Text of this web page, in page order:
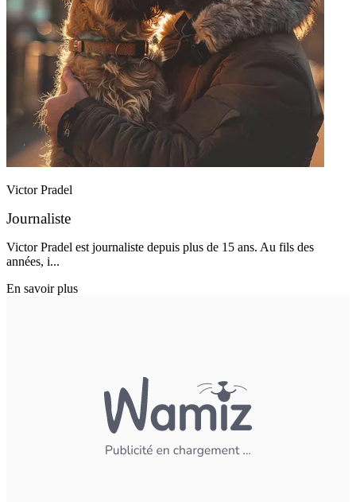
Victor Pradel
Journaliste
Victor Pradel est journaliste depuis plus de 15 ans. Au fils des
années, i...
En savoir plus